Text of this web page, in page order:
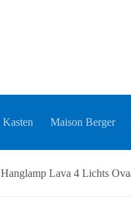
Kasten Maison Berger
Hanglamp Lava 4 Lichts